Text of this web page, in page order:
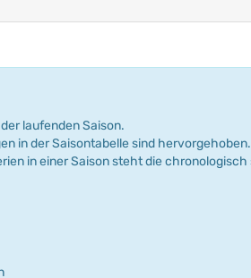
laufenden Saison.
in der Saisontabelle sind hervorgehoben.
in einer Saison steht die